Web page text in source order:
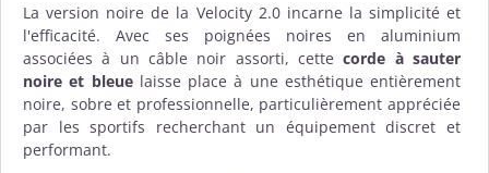
La version noire de la Velocity 2.0 incarne la simplicité et
l'efficacité. Avec ses poignées noires en aluminium
associées à un câble noir assorti, cettecorde à sauter
noire et bleuelaisse place à une esthétique entièrement
noire, sobre et professionnelle, particulièrement appréciée
par les sportifs recherchant un équipement discret et
performant.